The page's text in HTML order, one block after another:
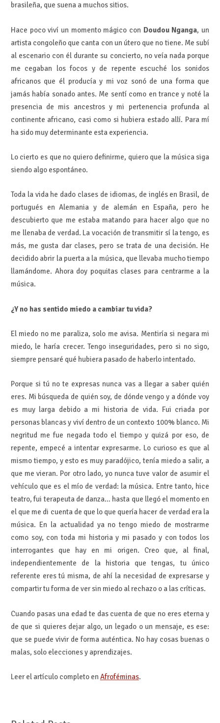
brasileña, que suena a muchos sitios.
Hace poco viví un momento mágico con Doudou Nganga, un
artista congoleño que canta con un útero que no tiene. Me subí
al escenario con él durante su concierto, no veía nada porque
me cegaban los focos y de repente escuché los sonidos
africanos que él producía y mi voz sonó de una forma que
jamás había sonado antes. Me sentí como en trance y noté la
presencia de mis ancestros y mi pertenencia profunda al
continente africano, casi como si hubiera estado allí. Para mí
ha sido muy determinante esta experiencia.
Lo cierto es que no quiero definirme, quiero que la música siga
siendo algo espontáneo.
Toda la vida he dado clases de idiomas, de inglés en Brasil, de
portugués en Alemania y de alemán en España, pero he
descubierto que me estaba matando para hacer algo que no
me llenaba de verdad. La vocación de transmitir sí la tengo, es
más, me gusta dar clases, pero se trata de una decisión. He
decidido abrir la puerta a la música, que llevaba mucho tiempo
llamándome. Ahora doy poquitas clases para centrarme a la
música.
¿Y no has sentido miedo a cambiar tu vida?
El miedo no me paraliza, solo me avisa. Mentiría si negara mi
miedo, le haría crecer. Tengo inseguridades, pero si no sigo,
siempre pensaré qué hubiera pasado de haberlo intentado.
Porque si tú no te expresas nunca vas a llegar a saber quién
eres. Mi búsqueda de quién soy, de dónde vengo y a dónde voy
es muy larga debido a mi historia de vida. Fui criada por
personas blancas y viví dentro de un contexto 100% blanco. Mi
negritud me fue negada todo el tiempo y quizá por eso, de
repente, empecé a intentar expresarme. Lo curioso es que al
mismo tiempo, y esto es muy paradójico, tenía miedo a salir, a
que me vieran. Por otro lado, yo nunca tuve valor de asumir el
vehículo que es el mío de verdad: la música. Entre tanto, hice
teatro, fui terapeuta de danza… hasta que llegó el momento en
el que me di cuenta de que lo que quería hacer de verdad era la
música. En la actualidad ya no tengo miedo de mostrarme
como soy, con toda mi historia y mi pasado y con todos los
interrogantes que hay en mi origen. Creo que, al final,
independientemente de la historia que tengas, tu único
referente eres tú misma, de ahí la necesidad de expresarse y
compartir tu forma de ver sin miedo al rechazo o a las críticas.
Cuando pasas una edad te das cuenta de que no eres eterna y
de que si quieres dejar algo, un legado o un mensaje, es ese:
que se puede vivir de forma auténtica. No hay cosas buenas o
malas, solo elecciones y aprendizajes.
Leer el artículo completo en Afroféminas.